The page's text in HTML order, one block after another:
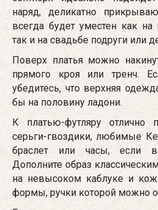
наряд, деликатно
всегда будет уместен как
так и на свадьбе подруги или
Поверх платья можно
прямого кроя или тренч.
убедитесь, что верхняя
бы на половину ладони.
К платью-футляру отлично
серьги-гвоздики, любимые
браслет или часы, если
Дополните образ
на невысоком каблуке и
формы, ручки которой можно